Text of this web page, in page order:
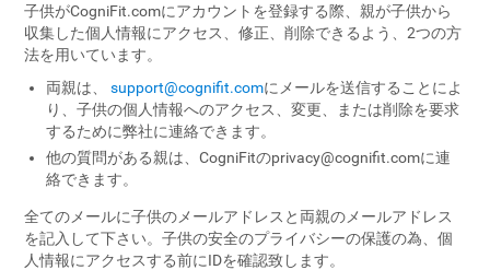
子供がCogniFit.comにアカウントを登録する際、親が子供から
収集した個人情報にアクセス、修正、削除できるよう、2つの方
法を用いています。
両親は、
support@cognifit.comにメールを送信することによ
り、子供の個人情報へのアクセス、変更、または削除を要求
するために弊社に連絡できます。
他の質問がある親は、CogniFitのprivacy@cognifit.comに連
絡できます。
全てのメールに子供のメールアドレスと両親のメールアドレス
を記入して下さい。子供の安全のプライバシーの保護の為、個
人情報にアクセスする前にIDを確認致します。